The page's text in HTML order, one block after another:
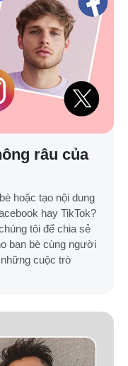
râu của
hoặc tạo nội dung
hay TikTok?
tôi để chia sẻ
bạn bè cùng người
cuộc trò